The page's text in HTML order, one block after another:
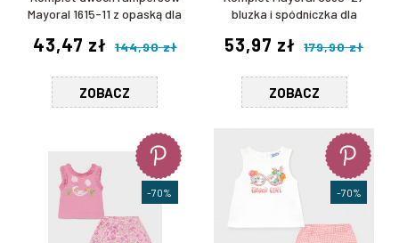
Mayoral 1615-11 z opaską dla
43,47 zł 144,90 zł
ZOBACZ
bluzka i spódniczka dla
53,97 zł 179,90 zł
ZOBACZ
-70% -70%